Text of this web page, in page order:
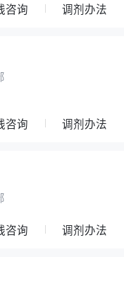
咨询 调剂办法
咨询 调剂办法
咨询 调剂办法